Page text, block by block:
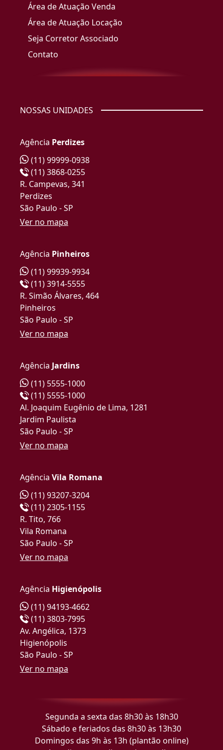
Área de Atuação Venda
Área de Atuação Locação
Seja Corretor Associado
Contato
NOSSAS UNIDADES
Agência Perdizes
(11) 99999-0938
(11) 3868-0255
R. Campevas, 341
Perdizes
São Paulo - SP
Ver no mapa
Agência Pinheiros
(11) 99939-9934
(11) 3914-5555
R. Simão Álvares, 464
Pinheiros
São Paulo - SP
Ver no mapa
Agência Jardins
(11) 5555-1000
(11) 5555-1000
Al. Joaquim Eugênio de Lima, 1281
Jardim Paulista
São Paulo - SP
Ver no mapa
Agência Vila Romana
(11) 93207-3204
(11) 2305-1155
R. Tito, 766
Vila Romana
São Paulo - SP
Ver no mapa
Agência Higienópolis
(11) 94193-4662
(11) 3803-7995
Av. Angélica, 1373
Higienópolis
São Paulo - SP
Ver no mapa
Segunda a sexta das 8h30 às 18h30
Sábado e feriados das 8h30 às 13h30
Domingos das 9h às 13h (plantão online)